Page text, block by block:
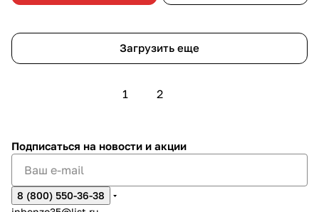
Загрузить еще
1 2
Подписаться на новости и акции
8 (800) 550-36-38